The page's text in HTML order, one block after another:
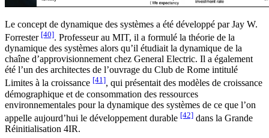
Le concept de dynamique des systèmes a été développé par Jay W.
Forrester [40]. Professeur au MIT, il a formulé la théorie de la
dynamique des systèmes alors qu’il étudiait la dynamique de la
chaîne d’approvisionnement chez General Electric. Il a également
été l’un des architectes de l’ouvrage du Club de Rome intitulé
Limites à la croissance [41], qui présentait des modèles de croissance
démographique et de consommation des ressources
environnementales pour la dynamique des systèmes de ce que l’on
appelle aujourd’hui le développement durable [42] dans la Grande
Réinitialisation 4IR.